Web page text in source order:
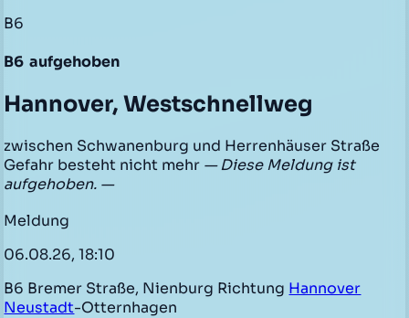
B6
B6 aufgehoben
Hannover, Westschnellweg
zwischen Schwanenburg und Herrenhäuser Straße
Gefahr besteht nicht mehr — Diese Meldung ist
aufgehoben. —
Meldung
06.08.26, 18:10
B6 Bremer Straße, Nienburg Richtung Hannover
Neustadt-Otternhagen